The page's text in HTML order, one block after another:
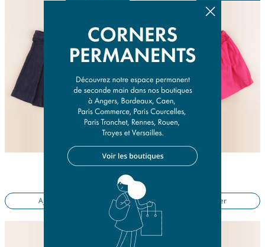
jupe bleu
Ajouter au panier
jupe rose
Ajouter au panier